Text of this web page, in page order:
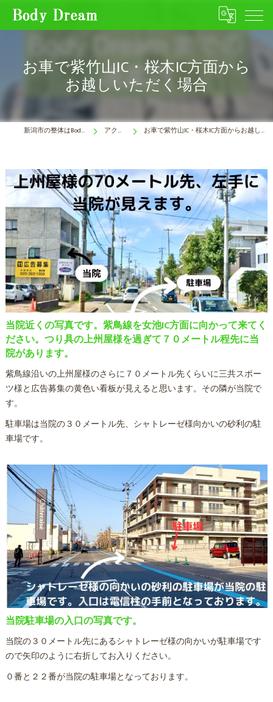
お車で紫竹山IC・桜木IC方面から
お越しいただく場合
新潟市の整体はBody Dream アクセス お車で紫竹山IC・桜木IC方面からお越しいただく場合
当院近くの写真です。紫鳥線を女池IC方面に向かって来てく
ださい。つり具の上州屋様を過ぎて７０メートル程先に当
院があります。
紫鳥線沿いの上州屋様のさらに７０メートル先くらいに三共スポー
ツ様と広告募集の黄色い看板が見えると思います。その隣が当院で
す。
駐車場は当院の３０メートル先、シャトレーゼ様向かいの砂利の駐
車場です。
当院駐車場の入口の写真です。
当院の３０メートル先にあるシャトレーゼ様の向かいが駐車場です
ので矢印のように右折してお入りください。
０番と２２番が当院の駐車場となっております。